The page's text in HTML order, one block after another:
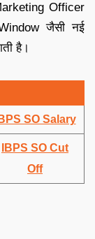
Officer
जैसी नई
है।
IBPS SO Salary
IBPS SO Cut
Off